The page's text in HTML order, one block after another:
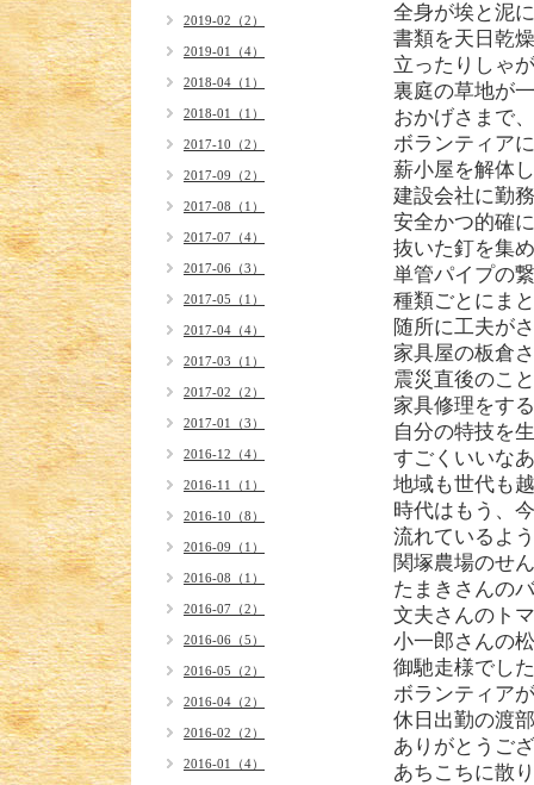
全身が埃と泥
書類を天日乾
立ったりしゃ
裏庭の草地が
おかげさまで
ボランティア
薪小屋を解体
建設会社に勤
安全かつ的確
抜いた釘を集
単管パイプの
種類ごとにま
随所に工夫が
家具屋の板倉
震災直後のこ
家具修理をす
自分の特技を
すごくいいな
地域も世代も
時代はもう、
流れているよ
関塚農場のせ
たまきさんの
文夫さんのト
小一郎さんの
御馳走様でし
ボランティア
休日出勤の渡
ありがとうご
あちこちに散
2019-02（2）
2019-01（4）
2018-04（1）
2018-01（1）
2017-10（2）
2017-09（2）
2017-08（1）
2017-07（4）
2017-06（3）
2017-05（1）
2017-04（4）
2017-03（1）
2017-02（2）
2017-01（3）
2016-12（4）
2016-11（1）
2016-10（8）
2016-09（1）
2016-08（1）
2016-07（2）
2016-06（5）
2016-05（2）
2016-04（2）
2016-02（2）
2016-01（4）